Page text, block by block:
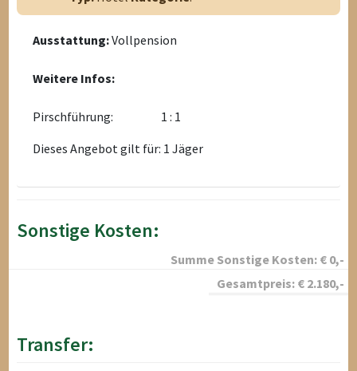
Ausstattung:Vollpension
Weitere Infos:
Pirschführung:
1 : 1
Dieses Angebot gilt für: 1 Jäger
Sonstige Kosten:
Summe Sonstige Kosten: € 0,-
Gesamtpreis: € 2.180,-
Transfer: